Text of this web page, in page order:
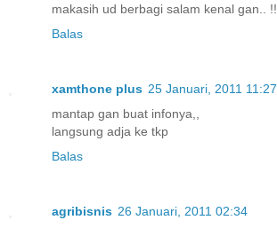
makasih ud berbagi salam kenal gan.. !!
Balas
xamthone plus 25 Januari, 2011 11:27
mantap gan buat infonya,,
langsung adja ke tkp
Balas
agribisnis 26 Januari, 2011 02:34